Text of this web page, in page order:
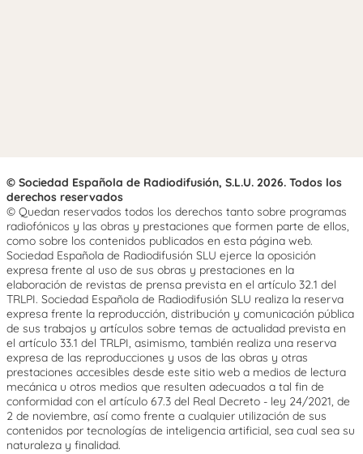
© Sociedad Española de Radiodifusión, S.L.U. 2026. Todos los
derechos reservados
© Quedan reservados todos los derechos tanto sobre programas
radiofónicos y las obras y prestaciones que formen parte de ellos,
como sobre los contenidos publicados en esta página web.
Sociedad Española de Radiodifusión SLU ejerce la oposición
expresa frente al uso de sus obras y prestaciones en la
elaboración de revistas de prensa prevista en el artículo 32.1 del
TRLPI. Sociedad Española de Radiodifusión SLU realiza la reserva
expresa frente la reproducción, distribución y comunicación pública
de sus trabajos y artículos sobre temas de actualidad prevista en
el artículo 33.1 del TRLPI, asimismo, también realiza una reserva
expresa de las reproducciones y usos de las obras y otras
prestaciones accesibles desde este sitio web a medios de lectura
mecánica u otros medios que resulten adecuados a tal fin de
conformidad con el artículo 67.3 del Real Decreto - ley 24/2021, de
2 de noviembre, así como frente a cualquier utilización de sus
contenidos por tecnologías de inteligencia artificial, sea cual sea su
naturaleza y finalidad.